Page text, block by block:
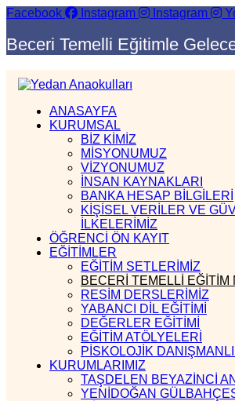
Facebook Instagram Instagram
Beceri Temelli Eğitimle
ANASAYFA
KURUMSAL
BİZ KİMİZ
MİSYONUMUZ
VİZYONUMUZ
İNSAN KAYNAKLARI
BANKA HESAP BİLGİLERİ
KİŞİSEL VERİLER VE
İLKELERİMİZ
ÖĞRENCİ ÖN KAYIT
EĞİTİMLER
EĞİTİM SETLERİMİZ
BECERİ TEMELLİ EĞİTİM
RESİM DERSLERİMİZ
YABANCI DİL EĞİTİMİ
DEĞERLER EĞİTİMİ
EĞİTİM ATÖLYELERİ
PİSKOLOJİK
KURUMLARIMIZ
TAŞDELEN BEYAZİNCİ
YENİDOĞAN